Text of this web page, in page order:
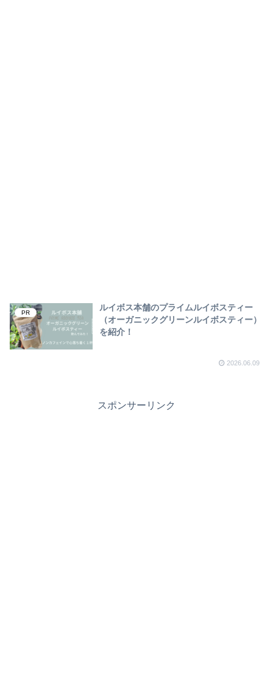
PR
ルイボス本舗のプライムルイボスティー
（オーガニックグリーンルイボスティー）
を紹介！
2026.06.09
スポンサーリンク